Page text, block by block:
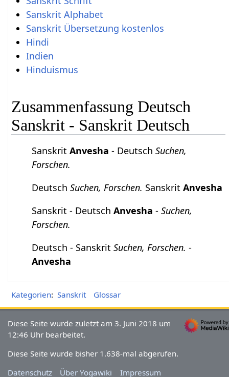
Sanskrit Alphabet
Sanskrit Übersetzung kostenlos
Hindi
Indien
Hinduismus
Zusammenfassung Deutsch
Sanskrit - Sanskrit Deutsch
SanskritAnvesha - DeutschSuchen,
Forschen.
DeutschSuchen, Forschen. SanskritAnvesha
Sanskrit - DeutschAnvesha -Suchen,
Forschen.
Deutsch - SanskritSuchen, Forschen. -
Anvesha
Kategorien: Sanskrit Glossar
Diese Seite wurde zuletzt am 3. Juni 2018 um
12:46 Uhr bearbeitet.
Diese Seite wurde bisher 1.638-mal abgerufen.
Datenschutz
Über Yogawiki Impressum